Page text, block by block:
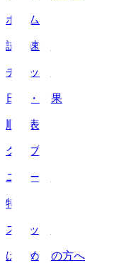
ホーム
試合速報
チケット
日程・結果
順位表
クラブ
ニュース
特集
スタッツ
はじめての方へ